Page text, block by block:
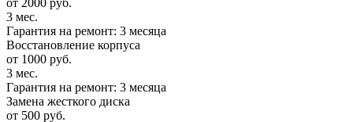
3 мес.
Гарантия на ремонт: 3 месяца
Восстановление корпуса
от 1000 руб.
3 мес.
Гарантия на ремонт: 3 месяца
Замена жесткого диска
от 500 руб.